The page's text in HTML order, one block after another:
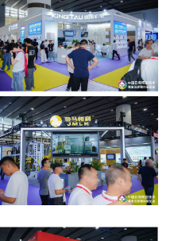
设备有限公司董事
份有限公司董事长
股份有限公司董事
材料科技有限公司
技股份有限公司董
设计院有限公司副